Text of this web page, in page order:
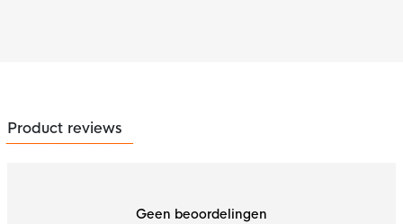
Product reviews
Geen beoordelingen